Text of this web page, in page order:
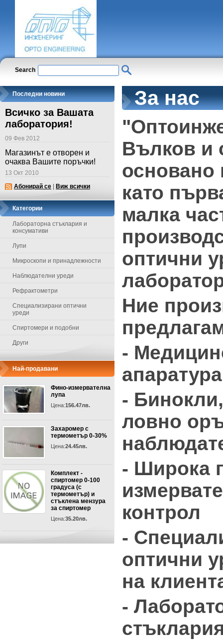
Search
Последни новини
Всичко за Вашата
лаборатория!
09 Фев 2012
Магазинът е отворен и
очаква Вашите поръчки!
13 Окт 2010
Абонирай се
Виж всички
Категории
Лабораторна стъклария и
консумативи
Лупи
Микроскопи и принадлежности
Наблюдателни уреди
Рефрактометри
Специализирани оптични
уреди
Спиртомери и подобни
Други
Най-продавани
Фино-измервателна
лупа
Цена:156.47лв.
Захаромер с
термометър 0-30%
Цена:24.45лв.
Комплект -
спиртомер 0-100
градуса (с
термометър) и
стъклена мензура
за спиртомер
Цена:35.20лв.
За нас
Вълков и
основано
като
малка
оптични
Ние
-
апаратура
-
ловно
- Широка
контрол
-
оптични
на
-